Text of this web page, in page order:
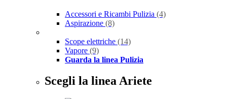
Accessori e Ricambi Pulizia (4)
Aspirazione (8)
Scope elettriche (14)
Vapore (9)
Guarda la linea Pulizia
Scegli la linea Ariete